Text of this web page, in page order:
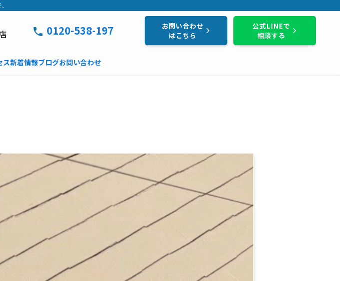
事中は毎日写真でご報告。追加費用なし・地域密着で実績800件以上。まずはお気軽にご相談ください。
0120-538-197
お問い合わせ
はこちら
公式LINEで
相談する
ス新着情報ブログお問い合わせ